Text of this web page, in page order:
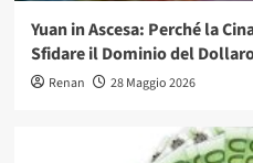
Yuan in Ascesa: Perché la
Sfidare il Dominio del
Renan 28 Maggio 2026